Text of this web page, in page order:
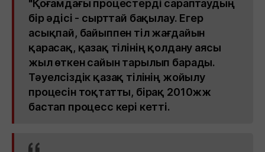
"Қоғамдағы процестерді сараптаудың
бір әдісі - сырттай бақылау. Егер
асықпай, байыппен тіл жағдайын
қарасақ, қазақ тілінің қолдану аясы
жыл өткен сайын тарылып барады.
Тәуелсіздік қазақ тілінің жойылу
процесін тоқтатты, бірақ 2010жж
бастап процесс кері кетті.